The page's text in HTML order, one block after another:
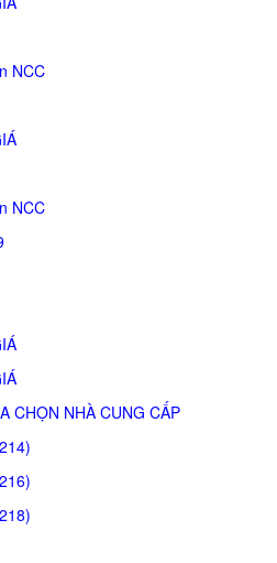
NCC
NCC
CHỌN NHÀ CUNG CẤP